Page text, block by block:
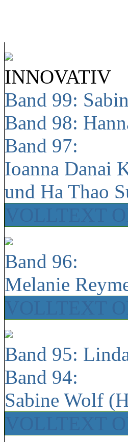
INNOVATIV
Band 99:
Band 98:
Band 97:
Ioanna Danai
und Ha Thao
Band 96:
Melanie
Band 95:
Band 94:
Sabine Wolf